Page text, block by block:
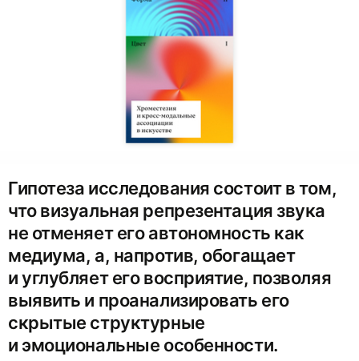
Гипотеза исследования состоит в том,
что визуальная репрезентация звука
не отменяет его автономность как
медиума, а, напротив, обогащает
и углубляет его восприятие, позволяя
выявить и проанализировать его
скрытые структурные
и эмоциональные особенности.